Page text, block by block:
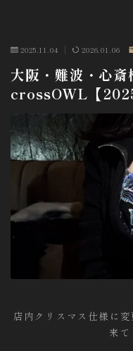
2025.11.04 2026.01.06
大阪・難波・心
crossOWL【
店内クリスマス仕様に
来